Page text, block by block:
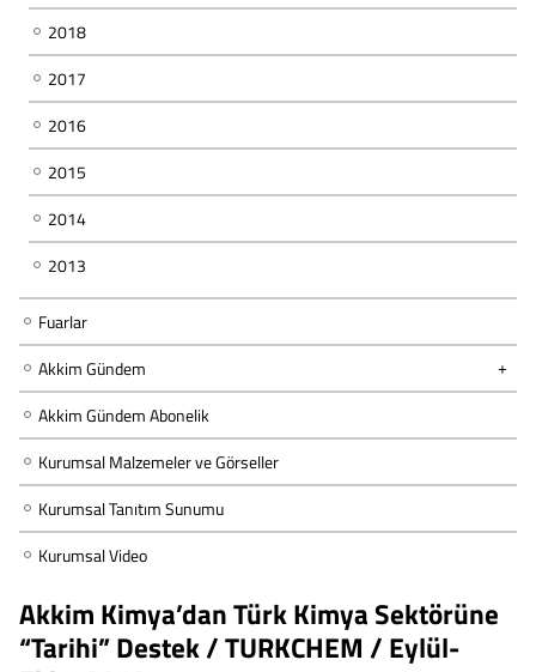
2018
2017
2016
2015
2014
2013
Fuarlar
Akkim Gündem
Akkim Gündem Abonelik
Kurumsal Malzemeler ve Görseller
Kurumsal Tanıtım Sunumu
Kurumsal Video
Akkim Kimya’dan Türk Kimya Sektörüne
“Tarihi” Destek / TURKCHEM / Eylül-